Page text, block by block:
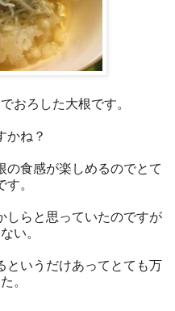
おろした大根です。
かね？
の食感が楽しめるのでとて
す。
しらと思っていたのですが
い。
というだけあってとても万
。